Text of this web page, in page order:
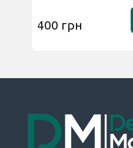
400 грн